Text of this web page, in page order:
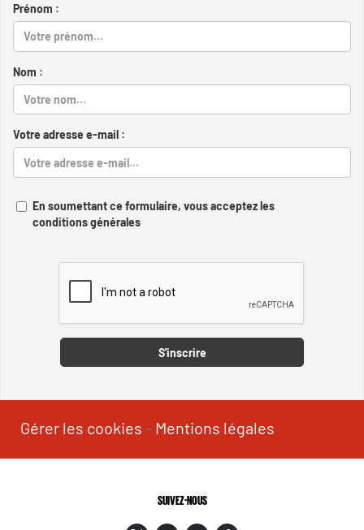
Prénom :
Nom :
Votre adresse e-mail :
En soumettant ce formulaire, vous acceptez les
conditions générales
S'inscrire
Gérer les cookies - Mentions légales
SUIVEZ-NOUS